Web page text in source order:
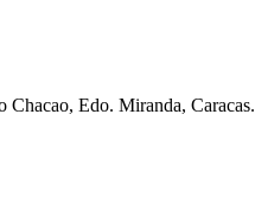
Edo. Miranda, Caracas.